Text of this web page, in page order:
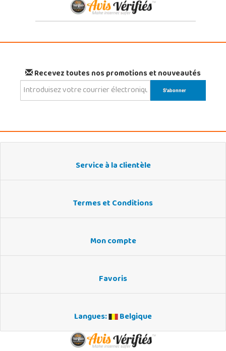
Recevez toutes nos promotions et nouveautés
Service à la clientèle
Termes et Conditions
Mon compte
Favoris
Langues: Belgique